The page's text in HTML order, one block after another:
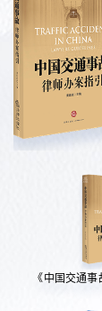
《中国交通